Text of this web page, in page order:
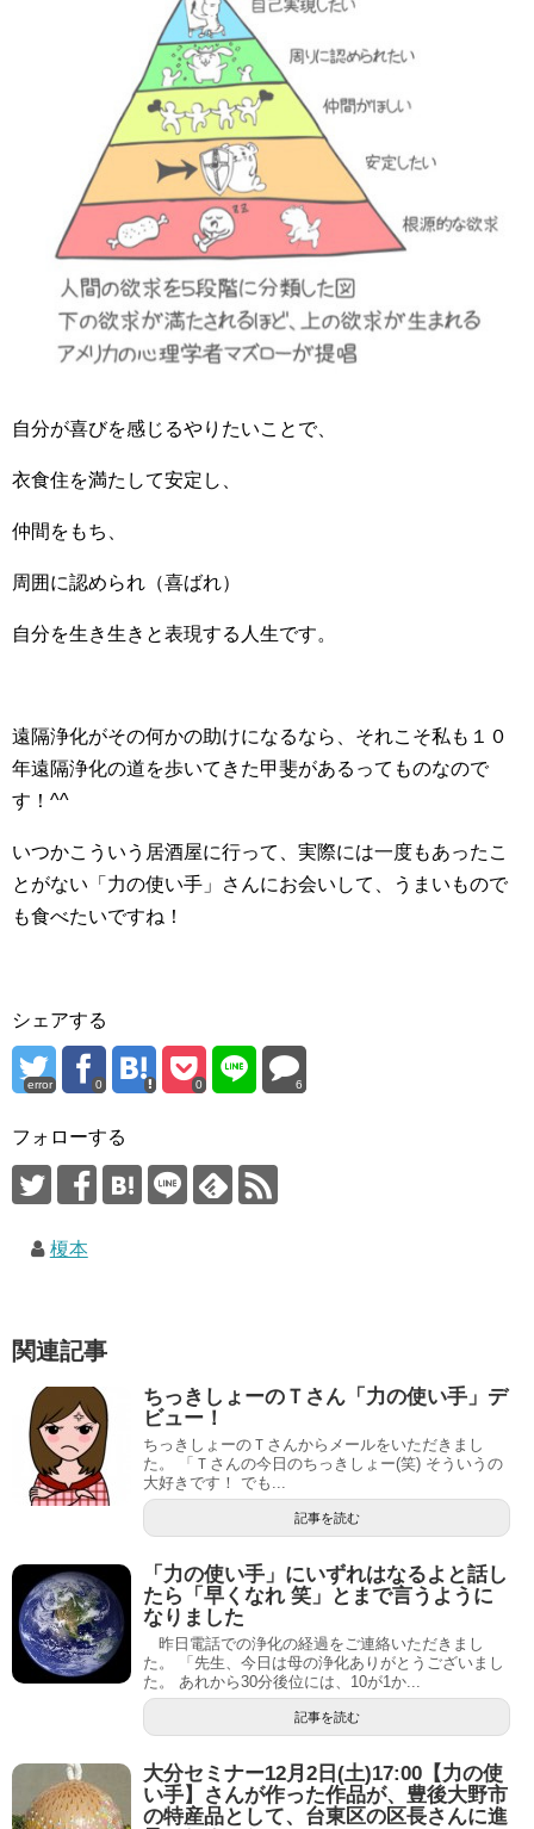
自分が喜びを感じるやりたいことで、
衣食住を満たして安定し、
仲間をもち、
周囲に認められ（喜ばれ）
自分を生き生きと表現する人生です。
遠隔浄化がその何かの助けになるなら、それこそ私も１０
年遠隔浄化の道を歩いてきた甲斐があるってものなので
す！^^
いつかこういう居酒屋に行って、実際には一度もあったこ
とがない「力の使い手」さんにお会いして、うまいもので
も食べたいですね！
シェアする
error 0 0 6
フォローする
榎本
関連記事
ちっきしょーのＴさん「力の使い手」デ
ビュー！
ちっきしょーのＴさんからメールをいただきまし
た。 「Ｔさんの今日のちっきしょー(笑) そういうの
大好きです！ でも...
記事を読む
「力の使い手」にいずれはなるよと話し
たら「早くなれ 笑」とまで言うように
なりました
昨日電話での浄化の経過をご連絡いただきまし
た。 「先生、今日は母の浄化ありがとうございまし
た。 あれから30分後位には、10が1か...
記事を読む
大分セミナー12月2日(土)17:00【力の使
い手】さんが作った作品が、豊後大野市
の特産品として、台東区の区長さんに進